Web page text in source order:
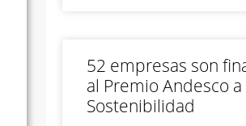
52 empresas son
al Premio Andesco a
Sostenibilidad